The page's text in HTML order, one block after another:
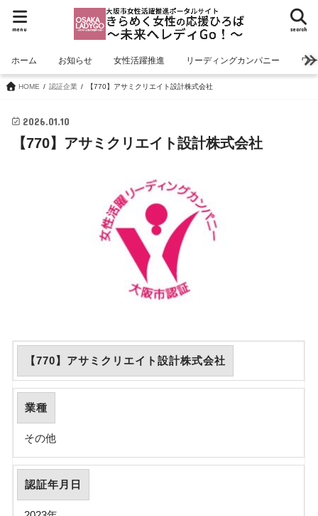
search
menu
ホーム お知らせ 女性活躍推進 リーディングカンパニー ワ
HOME 認証企業 【770】アサミクリエイト設計株式会社
2026.01.10
【770】アサミクリエイト設計株式会社
【770】アサミクリエイト設計株式会社
業種
その他
認証年月日